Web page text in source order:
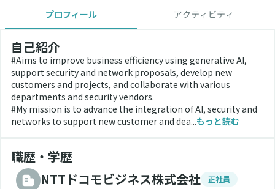
プロフィール アクティビティ
自己紹介
#Aims to improve business efficiency using generative AI,
support security and network proposals, develop new
customers and projects, and collaborate with various
departments and security vendors.
#My mission is to advance the integration of AI, security and
networks to support new customer and dea...もっと読む
職歴・学歴
NTTドコモビジネス株式会社
正社員